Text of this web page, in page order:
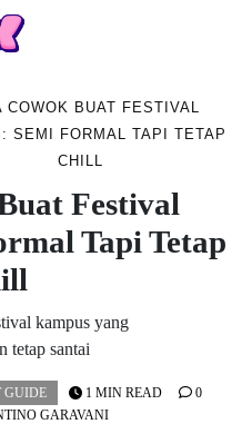
COWOK BUAT FESTIVAL
SEMI FORMAL TAPI TETAP
CHILL
Festival
Tapi Tetap
kampus yang
tetap santai
GUIDE
GARAVANI
1 MIN READ
0